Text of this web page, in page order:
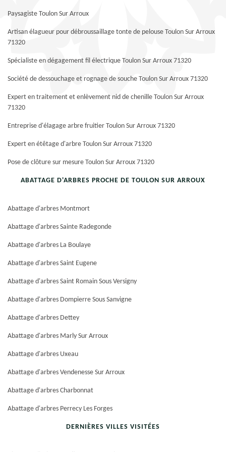
Paysagiste Toulon Sur Arroux
Artisan élagueur pour débroussaillage tonte de pelouse Toulon Sur Arroux
71320
Spécialiste en dégagement fil électrique Toulon Sur Arroux 71320
Société de dessouchage et rognage de souche Toulon Sur Arroux 71320
Expert en traitement et enlèvement nid de chenille Toulon Sur Arroux
71320
Entreprise d'élagage arbre fruitier Toulon Sur Arroux 71320
Expert en étêtage d'arbre Toulon Sur Arroux 71320
Pose de clôture sur mesure Toulon Sur Arroux 71320
ABATTAGE D'ARBRES PROCHE DE TOULON SUR ARROUX
Abattage d'arbres Montmort
Abattage d'arbres Sainte Radegonde
Abattage d'arbres La Boulaye
Abattage d'arbres Saint Eugene
Abattage d'arbres Saint Romain Sous Versigny
Abattage d'arbres Dompierre Sous Sanvigne
Abattage d'arbres Dettey
Abattage d'arbres Marly Sur Arroux
Abattage d'arbres Uxeau
Abattage d'arbres Vendenesse Sur Arroux
Abattage d'arbres Charbonnat
Abattage d'arbres Perrecy Les Forges
DERNIÈRES VILLES VISITÉES